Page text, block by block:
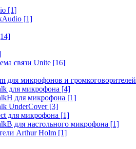
[1]
[1]
связи Unite [16]
микрофонов и громкоговорителей
для микрофона [4]
для микрофона [1]
UnderCover [3]
для микрофона [1]
для настольного микрофона [1]
Arthur Holm [1]